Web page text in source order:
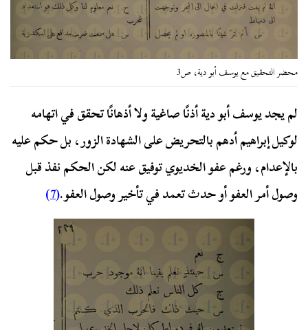
محضر التحقيق مع يوسف أبو دية، ص3
لم يجد يوسف أبو دية أذنًا صاغية ولا أذهانًا تحقق في اتهامه
لوكيل إبراهيم أدهم بالتحريض على الشهادة الزور، بل حكم عليه
بالإعدام، ورغم عفو الخديوي توفيق عنه لكن الحكم نفذ قبل
وصول أمر العفو أو حدث تعمد في تأخير وصول العفو.(7)